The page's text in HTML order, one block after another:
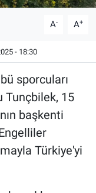
A- A+
- 18:30
sporcuları
Tunçbilek, 15
başkenti
Türkiye'yi